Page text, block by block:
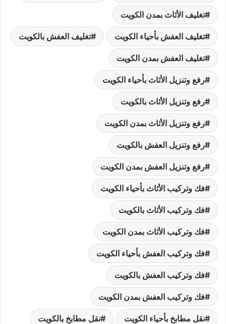
تغليف الأثاث بمدن الكويت
تغليف العفش بأحياء الكويت تغليف العفش بالكويت
تغليف العفش بمدن الكويت
رفع وتنزيل الأثاث بأحياء الكويت
رفع وتنزيل الأثاث بالكويت
رفع وتنزيل الأثاث بمدن الكويت
رفع وتنزيل العفش بالكويت
رفع وتنزيل العفش بمدن الكويت
فك وتركيب الأثاث بأحياء الكويت
فك وتركيب الأثاث بالكويت
فك وتركيب الأثاث بمدن الكويت
فك وتركيب العفش بأحياء الكويت
فك وتركيب العفش بالكويت
فك وتركيب العفش بمدن الكويت
نقل مطابخ بأحياء الكويت نقل مطابخ بالكويت